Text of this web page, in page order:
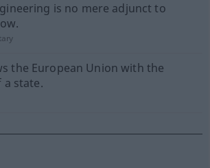
is no mere adjunct to
the European Union with the
a state.